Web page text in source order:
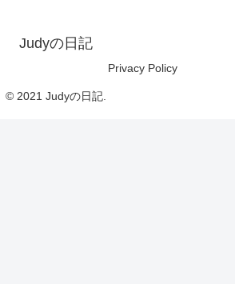
Judyの日記
Privacy Policy
© 2021 Judyの日記.